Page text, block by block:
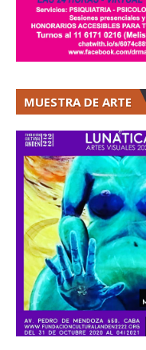
MUESTRA DE ARTE